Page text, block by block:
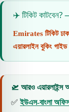
✈️ টিকিট
Emirates টিকিট
এয়ারলাইন বুকিং
🛫 আরও এয়ারলাইন্স
✅ইউএস-বাংলা